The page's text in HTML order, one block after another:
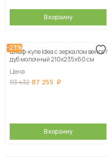
В корзину
-23%
Шкаф-купе Idea с зеркалом венге /
дуб молочный 210х235х60 см
Цена
113 432 87 255
В корзину